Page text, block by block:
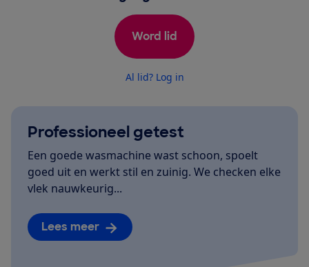
Word lid
Al lid? Log in
Professioneel getest
Een goede wasmachine wast schoon, spoelt
goed uit en werkt stil en zuinig. We checken elke
vlek nauwkeurig...
Lees meer